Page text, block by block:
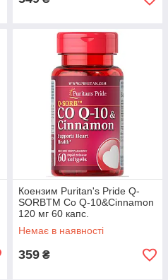
Коензим Puritan's Pride Q-
SORBTM Co Q-10&Cinnamon
120 мг 60 капс.
Немає в наявності
359 ₴